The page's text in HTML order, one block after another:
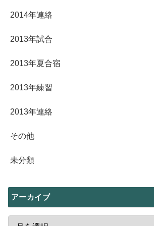
2014年連絡
2013年試合
2013年夏合宿
2013年練習
2013年連絡
その他
未分類
アーカイブ